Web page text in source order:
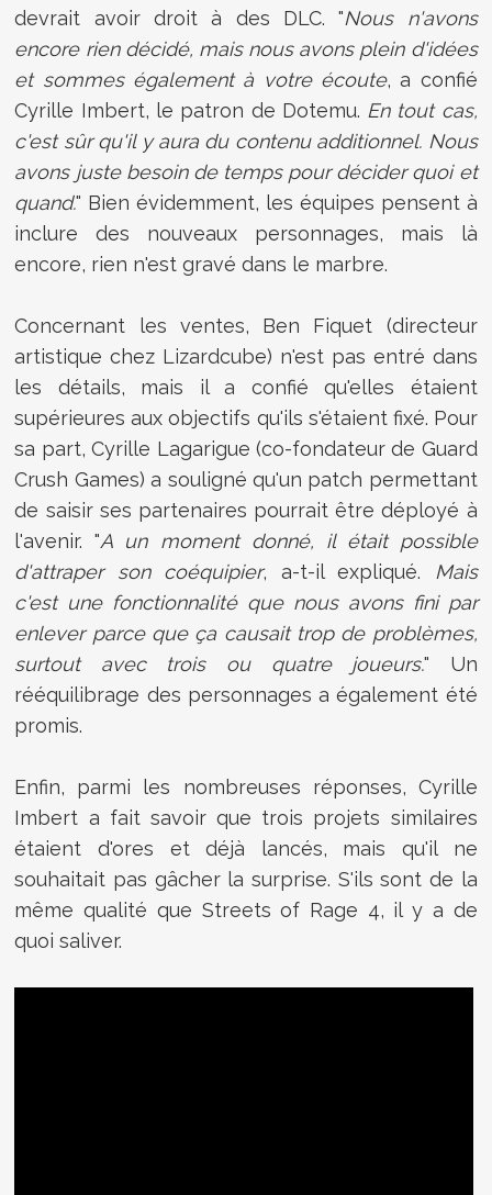
devrait avoir droit à des DLC. "Nous n'avons
encore rien décidé, mais nous avons plein d'idées
et sommes également à votre écoute, a confié
Cyrille Imbert, le patron de Dotemu. En tout cas,
c'est sûr qu'il y aura du contenu additionnel. Nous
avons juste besoin de temps pour décider quoi et
quand." Bien évidemment, les équipes pensent à
inclure des nouveaux personnages, mais là
encore, rien n'est gravé dans le marbre.
Concernant les ventes, Ben Fiquet (directeur
artistique chez Lizardcube) n'est pas entré dans
les détails, mais il a confié qu'elles étaient
supérieures aux objectifs qu'ils s'étaient fixé. Pour
sa part, Cyrille Lagarigue (co-fondateur de Guard
Crush Games) a souligné qu'un patch permettant
de saisir ses partenaires pourrait être déployé à
l'avenir. "A un moment donné, il était possible
d'attraper son coéquipier, a-t-il expliqué.
Mais
c'est une fonctionnalité que nous avons fini par
enlever parce que ça causait trop de problèmes,
surtout avec trois ou quatre joueurs." Un
rééquilibrage des personnages a également été
promis.
Enfin, parmi les nombreuses réponses, Cyrille
Imbert a fait savoir que trois projets similaires
étaient d'ores et déjà lancés, mais qu'il ne
souhaitait pas gâcher la surprise. S'ils sont de la
même qualité que Streets of Rage 4, il y a de
quoi saliver.